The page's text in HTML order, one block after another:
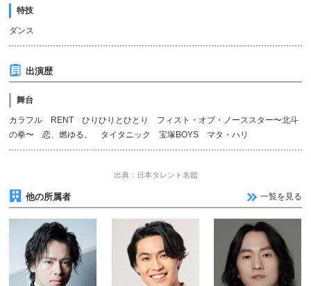
特技
ダンス
出演歴
舞台
カラフル RENT ひりひりとひとり フィスト・オブ・ノーススター〜北斗
の拳〜 恋、燃ゆる。 タイタニック 宝塚BOYS マタ・ハリ
出典：日本タレント名鑑
他の所属者 一覧を見る